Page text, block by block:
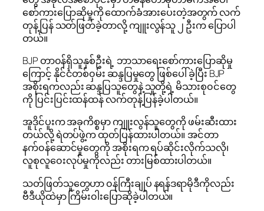
စော်ကားပြောဆိုမှုကို ထောက်ခံအားပေးတဲ့အတွက် လက်
တုန့်ပြန် သတ်ဖြတ်ခဲ့တာလို့ ကျူးလွန်သူ ၂ ဦးက ပြောပါ
တယ်။
BJP တာ၀န်ရှိသူနှစ်ဦးရဲ့ ဘာသာရေးစော်ကားပြောဆိုမှု
ကြောင့် နိုင်ငံတစ်၀ှမ်း ဆန္ဒပြမှုတွေ ဖြစ်ပေါ်ခဲ့ပြီး BJP
အစိုးရကလည်း ဆန္ဒပြသူတွေနဲ့ သူတို့ရဲ့ မိသားစု၀င်တွေ
ကို ပြင်းပြင်းထန်ထန် လက်တုန့်ပြန်ခဲ့ပါတယ်။
အူဒိုင်ပူးက အခုကိစ္စမှာ ကျူးလွန်သူတွေကို ဖမ်းဆီးထား
တယ်လို့ ရဲတပ်ဖွဲ့က ထုတ်ပြန်ထားပါတယ်။ အင်တာ
နက်၀န်ဆောင်မှုတွေကို အစိုးရက ရပ်ဆိုင်းလိုက်သလို၊
လူစုလူ၀ေးလုပ်မှုကိုလည်း တားမြစ်ထားပါတယ်။
သတ်ဖြတ်သူတွေဟာ ၀န်ကြီးချုပ် နရန်ဒရာမိုဒီကိုလည်း
ဗီဒီယိုထဲမှာ ကြိမ်း၀ါးပြောဆိုခဲ့ပါတယ်။